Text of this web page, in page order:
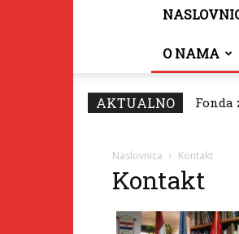
O NAMA
AKTUALNO Fonda
Naslovnica Kontakt
Kontakt